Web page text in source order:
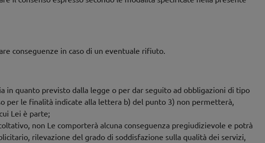
conseguenze in caso di un eventuale rifiuto.
quanto previsto dalla legge o per dar seguito ad obbligazioni di tipo
per le finalità indicate alla lettera b) del punto 3) non permetterà,
Lei è parte;
non Le comporterà alcuna conseguenza pregiudizievole e potrà
rilevazione del grado di soddisfazione sulla qualità dei servizi,